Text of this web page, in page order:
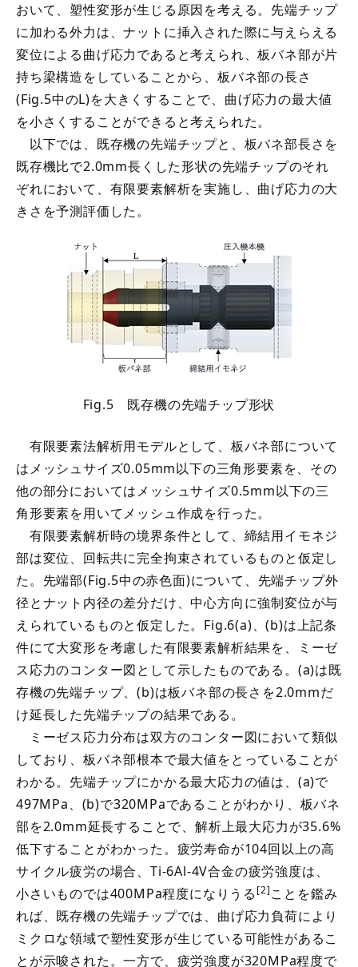
おいて、塑性変形が生じる原因を考える。先端チップ
に加わる外力は、ナットに挿入された際に与えらえる
変位による曲げ応力であると考えられ、板バネ部が片
持ち梁構造をしていることから、板バネ部の長さ
(Fig.5中のL)を大きくすることで、曲げ応力の最大値
を小さくすることができると考えられた。
以下では、既存機の先端チップと、板バネ部長さを
既存機比で2.0mm長くした形状の先端チップのそれ
ぞれにおいて、有限要素解析を実施し、曲げ応力の大
きさを予測評価した。
Fig.5 既存機の先端チップ形状
有限要素法解析用モデルとして、板バネ部について
はメッシュサイズ0.05mm以下の三角形要素を、その
他の部分においてはメッシュサイズ0.5mm以下の三
角形要素を用いてメッシュ作成を行った。
有限要素解析時の境界条件として、締結用イモネジ
部は変位、回転共に完全拘束されているものと仮定し
た。先端部(Fig.5中の赤色面)について、先端チップ外
径とナット内径の差分だけ、中心方向に強制変位が与
えられているものと仮定した。Fig.6(a)、(b)は上記条
件にて大変形を考慮した有限要素解析結果を、ミーゼ
ス応力のコンター図として示したものである。(a)は既
存機の先端チップ、(b)は板バネ部の長さを2.0mmだ
け延長した先端チップの結果である。
ミーゼス応力分布は双方のコンター図において類似
しており、板バネ部根本で最大値をとっていることが
わかる。先端チップにかかる最大応力の値は、(a)で
497MPa、(b)で320MPaであることがわかり、板バネ
部を2.0mm延長することで、解析上最大応力が35.6%
低下することがわかった。疲労寿命が104回以上の高
サイクル疲労の場合、Ti-6Al-4V合金の疲労強度は、
小さいものでは400MPa程度になりうる [2]ことを鑑み
れば、既存機の先端チップでは、曲げ応力負荷により
ミクロな領域で塑性変形が生じている可能性があるこ
とが示唆された。一方で、疲労強度が320MPa程度で